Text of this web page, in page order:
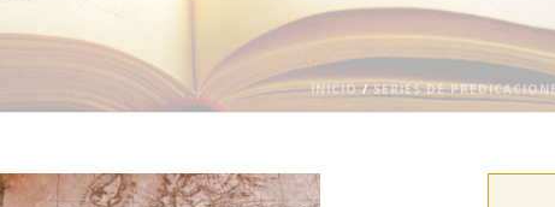
INICIO/SERIES DE